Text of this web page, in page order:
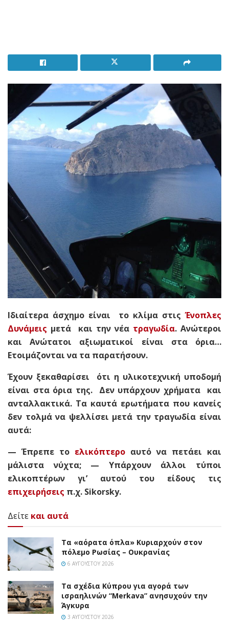
Ιδιαίτερα άσχημο είναι το κλίμα στιςΈνοπλες
Δυνάμεις μετά και την νέα τραγωδία. Ανώτεροι
και Ανώτατοι αξιωματικοί είναι στα όρια…
Ετοιμάζονται να τα παρατήσουν.
Έχουν ξεκαθαρίσει ότι η υλικοτεχνική υποδομή
είναι στα όρια της. Δεν υπάρχουν χρήματα και
ανταλλακτικά. Τα καυτά ερωτήματα που κανείς
δεν τολμά να ψελλίσει μετά την τραγωδία είναι
αυτά:
— Έπρεπε το ελικόπτερο αυτό να πετάει και
μάλιστα νύχτα; — Υπάρχουν άλλοι τύποι
ελικοπτέρων γι’ αυτού του είδους τις
επιχειρήσεις π.χ. Sikorsky.
Δείτε και αυτά
Τα «αόρατα όπλα» Κυριαρχούν στον
πόλεμο Ρωσίας – Ουκρανίας
6 ΑΥΓΟΎΣΤΟΥ 2026
Τα σχέδια Κύπρου για αγορά των
ισραηλινών “Merkava” ανησυχούν την
Άγκυρα
3 ΑΥΓΟΎΣΤΟΥ 2026